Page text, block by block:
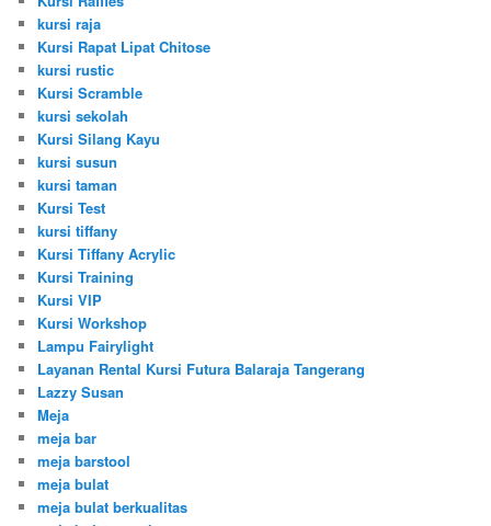
kursi raja
Kursi Rapat Lipat Chitose
kursi rustic
Kursi Scramble
kursi sekolah
Kursi Silang Kayu
kursi susun
kursi taman
Kursi Test
kursi tiffany
Kursi Tiffany Acrylic
Kursi Training
Kursi VIP
Kursi Workshop
Lampu Fairylight
Layanan Rental Kursi Futura Balaraja Tangerang
Lazzy Susan
Meja
meja bar
meja barstool
meja bulat
meja bulat berkualitas